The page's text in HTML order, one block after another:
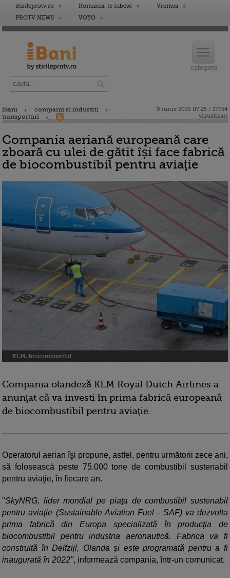
stirileprotv.ro Romania, te iubesc
Vremea
PROTV NEWS
VOYO
ibani
companii si industrii
transporturi
9 iunie 2019 07:25 / 17754
vizualizari
Compania aeriană europeană care
zboară cu ulei de gătit își face fabrică
de biocombustibil pentru aviaţie
KLM, biocombustibil
Compania olandeză KLM Royal Dutch Airlines a
anunţat că va investi în prima fabrică europeană
de biocombustibil pentru aviaţie.
Operatorul aerian îşi propune, astfel, pentru următorii zece ani,
să folosească peste 75.000 tone de combustibil sustenabil
pentru aviaţie, în fiecare an.
"SkyNRG, lider mondial pe piaţa de combustibil sustenabil
pentru aviaţie (Sustainable Aviation Fuel - SAF) va dezvolta
prima fabrică din Europa specializată în producţia de
biocombustibil pentru industria aeronautică. Fabrica va fi
construită în Delfzijl, Olanda şi este programată pentru a fi
inaugurată în 2022", informează compania, într-un comunicat.